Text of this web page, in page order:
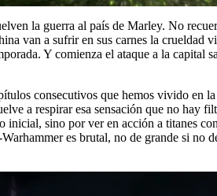
la guerra al país de Marley. No
van a sufrir en sus carnes la
Y comienza el ataque a la
consecutivos que hemos vivido
a respirar esa sensación que no
sino por ver en acción a titanes
es brutal, no de grande si no